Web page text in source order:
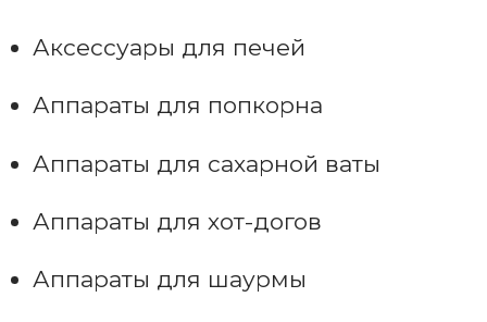
Аксессуары для печей
Аппараты для попкорна
Аппараты для сахарной ваты
Аппараты для хот-догов
Аппараты для шаурмы